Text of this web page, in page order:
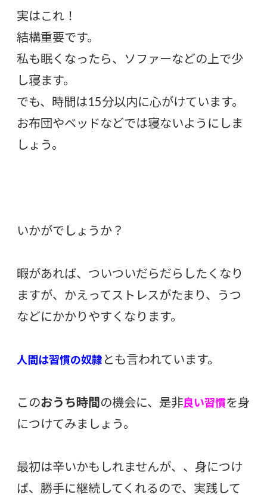
実はこれ！
結構重要です。
私も眠くなったら、ソファーなどの上で少
し寝ます。
でも、時間は15分以内に心がけています。
お布団やベッドなどでは寝ないようにしま
しょう。
いかがでしょうか？
暇があれば、ついついだらだらしたくなり
ますが、かえってストレスがたまり、うつ
などにかかりやすくなります。
人間は習慣の奴隷 とも言われています。
このおうち時間の機会に、是非良い習慣を身
につけてみましょう。
最初は辛いかもしれませんが、、身につけ
ば、勝手に継続してくれるので、実践して